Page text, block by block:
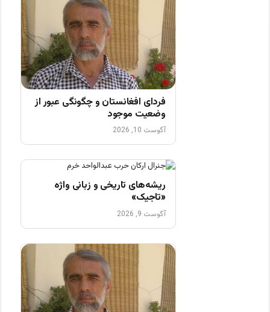
فردای افغانستان و چگونگی عبور از
وضعیت موجود
آگوست 10, 2026
ریشه‌های تاریخی و زبانی واژه
«تاجیک»
آگوست 9, 2026